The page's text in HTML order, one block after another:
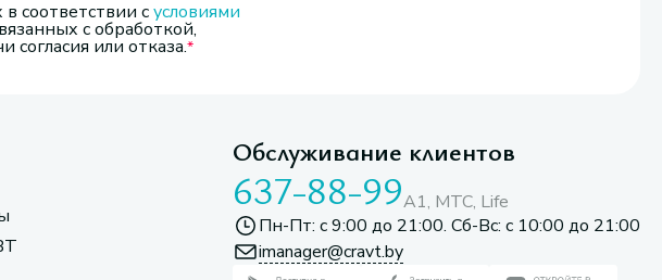
соответствии сусловиями
с обработкой,
согласия или отказа.
Обслуживание клиентов
637-88-99A1, МТС, Life
Пн-Пт: с 9:00 до 21:00. Сб-Вс: с 10:00 до 21:00
imanager@cravt.by